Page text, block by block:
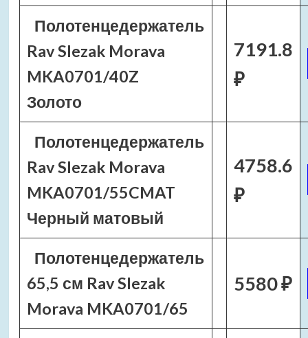
Полотенцедержатель
Rav Slezak Morava
MKA0701/40Z
Золото
7191.8
₽
Полотенцедержатель
Rav Slezak Morava
MKA0701/55CMAT
Черный матовый
4758.6
₽
Полотенцедержатель
65,5 см Rav Slezak
Morava MKA0701/65
5580 ₽